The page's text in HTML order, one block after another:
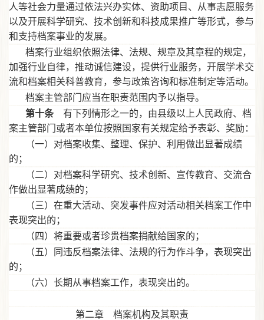
人等社会力量通过依法兴办实体、资助项目、从事志愿服务
以及开展科学研究、技术创新和科技成果推广等形式，参与
和支持档案事业的发展。
档案行业组织依照法律、法规、规章及其章程的规定，
加强行业自律，推动诚信建设，提供行业服务，开展学术交
流和档案相关科普教育，参与政策咨询和标准制定等活动。
档案主管部门应当在职责范围内予以指导。
第十条 有下列情形之一的，由县级以上人民政府、档
案主管部门或者本单位按照国家有关规定给予表彰、奖励：
（一）对档案收集、整理、保护、利用做出显著成绩
的；
（二）对档案科学研究、技术创新、宣传教育、交流合
作做出显著成绩的；
（三）在重大活动、突发事件应对活动相关档案工作中
表现突出的；
（四）将重要或者珍贵档案捐献给国家的；
（五）同违反档案法律、法规的行为作斗争，表现突出
的；
（六）长期从事档案工作，表现突出的。
第二章 档案机构及其职责